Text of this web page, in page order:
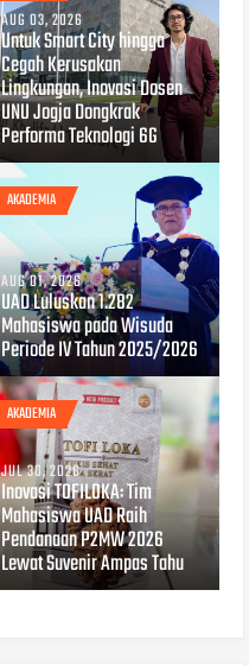
AUG 03, 2026
Untuk Smart City hingga
Cegah Kerusakan
Lingkungan, Inovasi Dosen
UNU Jogja Dongkrak
Performa Teknologi 6G
AKADEMIA
AUG 01, 2026
UAD Luluskan 1.282
Mahasiswa pada Wisuda
Periode IV Tahun 2025/2026
AKADEMIA
JUL 30, 2026
Inovasi TOFILOKA: Tim
Mahasiswa UAD Raih
Pendanaan P2MW 2026
Lewat Suvenir Ampas Tahu